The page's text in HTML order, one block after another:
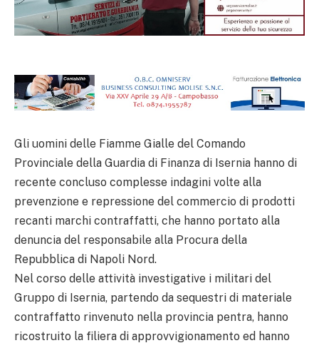
Gli uomini delle Fiamme Gialle del Comando
Provinciale della Guardia di Finanza di Isernia hanno di
recente concluso complesse indagini volte alla
prevenzione e repressione del commercio di prodotti
recanti marchi contraffatti, che hanno portato alla
denuncia del responsabile alla Procura della
Repubblica di Napoli Nord.
Nel corso delle attività investigative i militari del
Gruppo di Isernia, partendo da sequestri di materiale
contraffatto rinvenuto nella provincia pentra, hanno
ricostruito la filiera di approvvigionamento ed hanno